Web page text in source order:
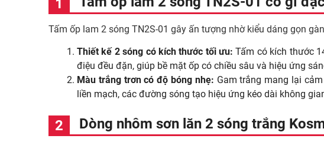
Tấm ốp lam 2 sóng TN2S-01 gây ấn tượng nhờ kiểu dáng gọn
Thiết kế 2 sóng có kích thước tối ưu: Tấm có kích thước
điệu đều đặn, giúp bề mặt ốp có chiều sâu và hiệu ứng
Màu trắng trơn có độ bóng nhẹ: Gam trắng mang lại
liền mạch, các đường sóng tạo hiệu ứng kéo dài không
Dòng nhôm sơn lăn 2 sóng trắng